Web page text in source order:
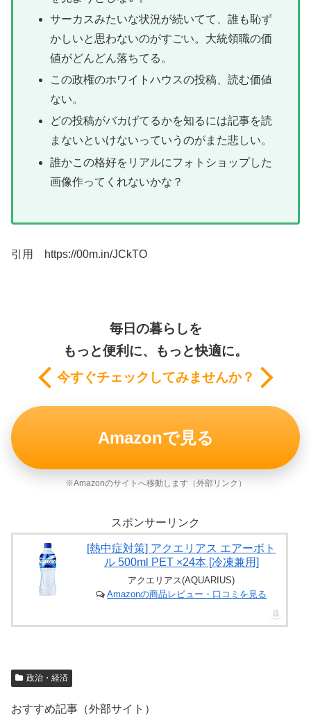
サーカスみたいな状況が続いてて、誰も恥ず
かしいと思わないのがすごい。大統領職の価
値がどんどん落ちてる。
この政権のホワイトハウスの投稿、読む価値
ない。
どの投稿がバカげてるかを知るには記事を読
まないといけないっていうのがまた悲しい。
誰かこの格好をリアルにフォトショップした
画像作ってくれないかな？
引用 https://00m.in/JCkTO
毎日の暮らしを
もっと便利に、もっと快適に。
今すぐチェックしてみませんか？
Amazonで見る
※Amazonのサイトへ移動します（外部リンク）
スポンサーリンク
[熱中症対策] アクエリアス エアーボト
ル 500ml PET ×24本 [冷凍兼用]
アクエリアス(AQUARIUS)
Amazonの商品レビュー・口コミを見る
政治・経済
おすすめ記事（外部サイト）